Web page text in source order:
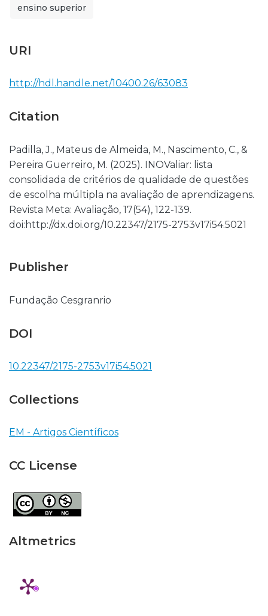
ensino superior
URI
http://hdl.handle.net/10400.26/63083
Citation
Padilla, J., Mateus de Almeida, M., Nascimento, C., &
Pereira Guerreiro, M. (2025). INOValiar: lista
consolidada de critérios de qualidade de questões
de escolha múltipla na avaliação de aprendizagens.
Revista Meta: Avaliação, 17(54), 122-139.
doi:http://dx.doi.org/10.22347/2175-2753v17i54.5021
Publisher
Fundação Cesgranrio
DOI
10.22347/2175-2753v17i54.5021
Collections
EM - Artigos Científicos
CC License
Altmetrics